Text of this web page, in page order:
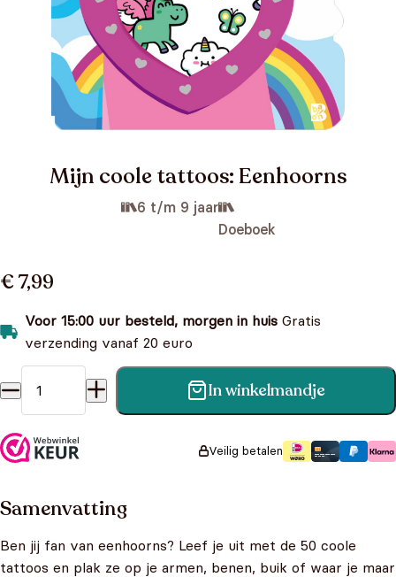
Mijn coole tattoos: Eenhoorns
6 t/m 9 jaar
Doeboek
€ 7,99
Voor 15:00 uur besteld, morgen in huis Gratis
verzending vanaf 20 euro
Mijn coole tattoos: Eenhoorns aantalIn winkelmandje
Veilig betalen
Samenvatting
Ben jij fan van eenhoorns? Leef je uit met de 50 coole
tattoos en plak ze op je armen, benen, buik of waar je maar